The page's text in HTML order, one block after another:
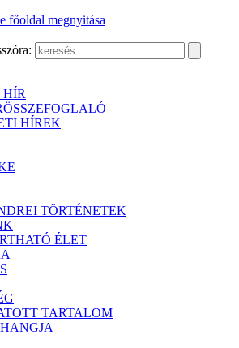
HÍREK
TÖRTÉNETEK
ÉLET
TARTALOM